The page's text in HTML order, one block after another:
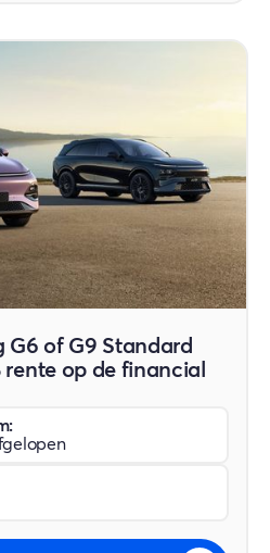
G6 of G9 Standard
op de financial